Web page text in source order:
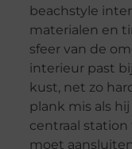
beachstyle
materialen en
sfeer van de
interieur past
kust, net zo
plank mis als
centraal
moet